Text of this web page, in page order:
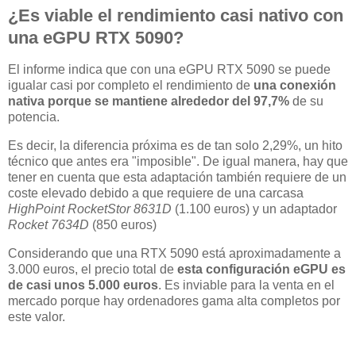
¿Es viable el rendimiento casi nativo con
una eGPU RTX 5090?
El informe indica que con una eGPU RTX 5090 se puede
igualar casi por completo el rendimiento de una conexión
nativa porque se mantiene alrededor del 97,7% de su
potencia.
Es decir, la diferencia próxima es de tan solo 2,29%, un hito
técnico que antes era "imposible". De igual manera, hay que
tener en cuenta que esta adaptación también requiere de un
coste elevado debido a que requiere de una carcasa
HighPoint RocketStor 8631D (1.100 euros) y un adaptador
Rocket 7634D (850 euros)
Considerando que una RTX 5090 está aproximadamente a
3.000 euros, el precio total de esta configuración eGPU es
de casi unos 5.000 euros. Es inviable para la venta en el
mercado porque hay ordenadores gama alta completos por
este valor.